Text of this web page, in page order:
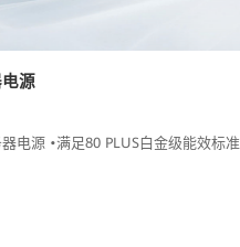
源
电源 •满足80 PLUS白金级能效标准